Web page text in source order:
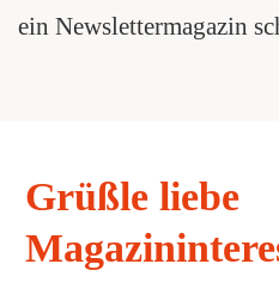
ein Newslettermagazin
Grüßle liebe